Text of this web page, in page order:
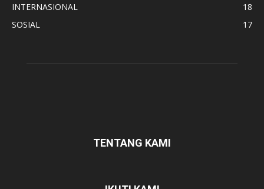
INTERNASIONAL
18
SOSIAL
17
TENTANG KAMI